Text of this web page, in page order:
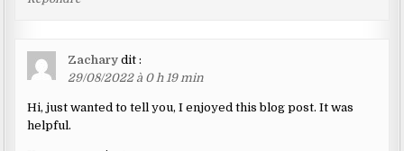
Zachary dit :
29/08/2022 à 0 h 19 min
Hi, just wanted to tell you, I enjoyed this blog post. It was
helpful.